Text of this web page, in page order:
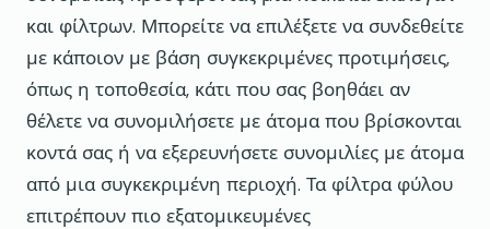
και φίλτρων. Μπορείτε να επιλέξετε να συνδεθείτε
με κάποιον με βάση συγκεκριμένες προτιμήσεις,
όπως η τοποθεσία, κάτι που σας βοηθάει αν
θέλετε να συνομιλήσετε με άτομα που βρίσκονται
κοντά σας ή να εξερευνήσετε συνομιλίες με άτομα
από μια συγκεκριμένη περιοχή. Τα φίλτρα φύλου
επιτρέπουν πιο εξατομικευμένες